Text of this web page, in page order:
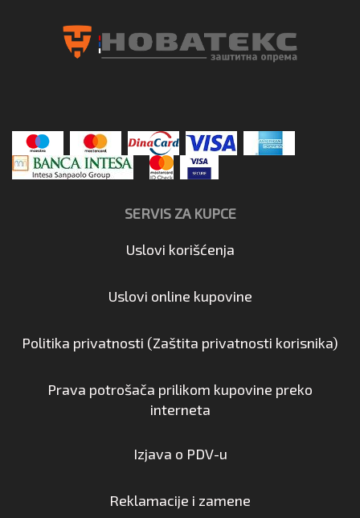
SERVIS ZA KUPCE
Uslovi korišćenja
Uslovi online kupovine
Politika privatnosti (Zaštita privatnosti korisnika)
Prava potrošača prilikom kupovine preko
interneta
Izjava o PDV-u
Reklamacije i zamene